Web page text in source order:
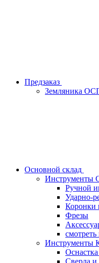
Предзаказ
Земляника
Основной склад
Инструменты
Ручной
Коронки
Фрезы
смотреть
Инструменты
Сверла и